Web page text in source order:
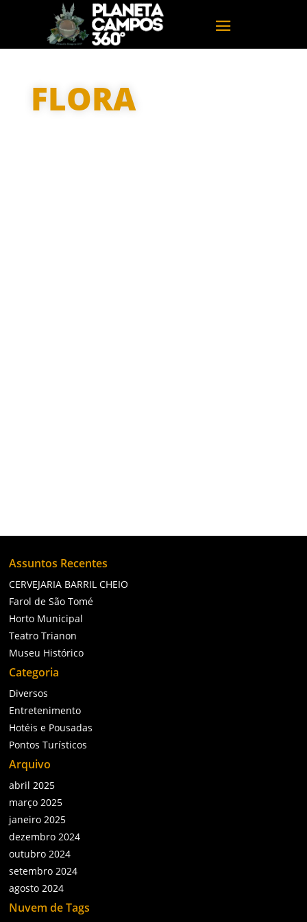
FLORA
Assuntos Recentes
CERVEJARIA BARRIL CHEIO
Farol de São Tomé
Horto Municipal
Teatro Trianon
Museu Histórico
Categoria
Diversos
Entretenimento
Hotéis e Pousadas
Pontos Turísticos
Arquivo
abril 2025
março 2025
janeiro 2025
dezembro 2024
outubro 2024
setembro 2024
agosto 2024
Nuvem de Tags